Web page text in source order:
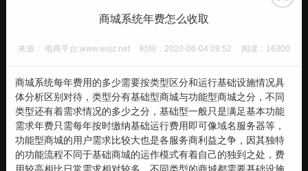
商城系统年费怎么收取
来源： 电商平台:www.wsjz.net 时间：2020-06-04 09:52 阅读：16300
商城系统每年费用的多少需要按类型区分和运行基础设施情况具
体分析区别对待，类型分有基础型商城与功能型商城之分，不同
类型还有着需求情况的多少之分，基础型一般只是满足基本功能
需求年费只需每年按时缴纳基础运行费用即可像域名服务器等，
功能型商城的用户需求比较大也是各服务商利益之争，因其独特
的功能流程不同于基础商城的运作模式有着自己的独到之处，费